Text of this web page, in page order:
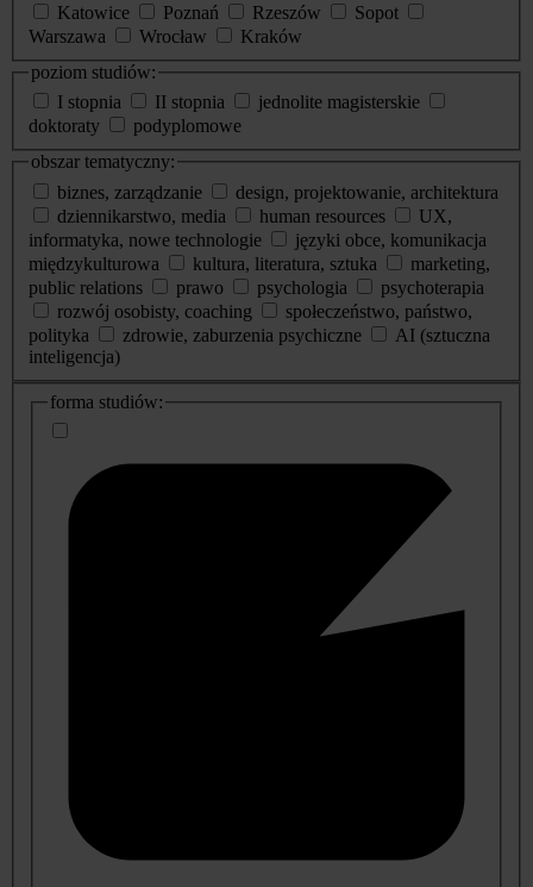
Katowice
Poznań Rzeszów
Sopot
Warszawa
Wrocław
Kraków
poziom studiów:
I stopnia
II stopnia
jednolite magisterskie
doktoraty
podyplomowe
obszar tematyczny:
biznes, zarządzanie
design, projektowanie, architektura
dziennikarstwo, media
human resources
UX,
informatyka, nowe technologie
języki obce, komunikacja
międzykulturowa
kultura, literatura, sztuka
marketing,
public relations
prawo psychologia
psychoterapia
rozwój osobisty, coaching
społeczeństwo, państwo,
polityka
zdrowie, zaburzenia psychiczne
AI (sztuczna
inteligencja)
dodatkowe
informacje
forma studiów: